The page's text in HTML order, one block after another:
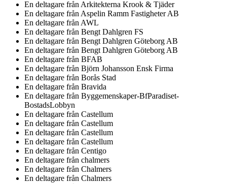
En deltagare från Arkitekterna Krook & Tjäder
En deltagare från Aspelin Ramm Fastigheter AB
En deltagare från AWL
En deltagare från Bengt Dahlgren FS
En deltagare från Bengt Dahlgren Göteborg AB
En deltagare från Bengt Dahlgren Göteborg AB
En deltagare från BFAB
En deltagare från Björn Johansson Ensk Firma
En deltagare från Borås Stad
En deltagare från Bravida
En deltagare från Byggemenskaper-BfParadiset-
BostadsLobbyn
En deltagare från Castellum
En deltagare från Castellum
En deltagare från Castellum
En deltagare från Castellum
En deltagare från Centigo
En deltagare från chalmers
En deltagare från Chalmers
En deltagare från Chalmers